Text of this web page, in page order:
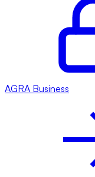
AGRA Business